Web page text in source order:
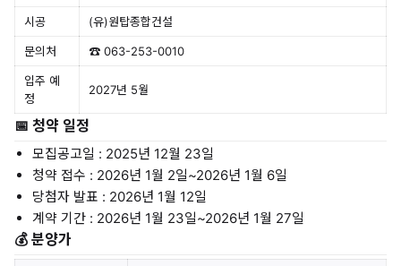
시공 (유)원탑종합건설
문의처 ☎ 063-253-0010
입주 예
정
2027년 5월
📅 청약 일정
모집공고일 : 2025년 12월 23일
청약 접수 : 2026년 1월 2일~2026년 1월 6일
당첨자 발표 : 2026년 1월 12일
계약 기간 : 2026년 1월 23일~2026년 1월 27일
💰 분양가